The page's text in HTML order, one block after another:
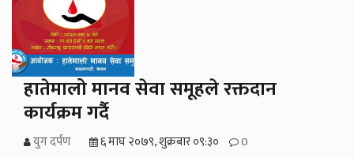
हातेमालो मानव सेवा समूहले रक्तदान
कार्यक्रम गर्दै
युग दर्पण ६ माघ २०७९, शुक्रबार ०९:३० 0